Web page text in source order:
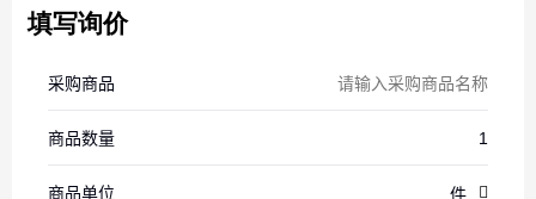
填写询价